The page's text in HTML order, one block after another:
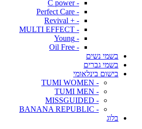
- C power
- Perfect Care
- + Revival
- MULTI EFFECT
- Young
- Oil Free
בשמי נשים
בשמי גברים
בישום בינלאומי
- TUMI WOMEN
- TUMI MEN
- MISSGUIDED
- BANANA REPUBLIC
בלוג